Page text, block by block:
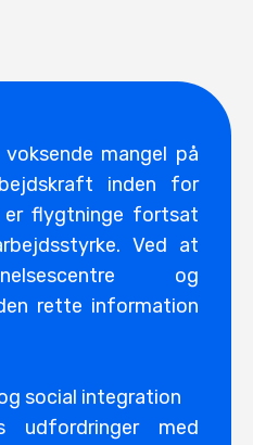
mangel på
inden for
er flygtninge fortsat
Ved at
og
rette information
social integration
udfordringer med